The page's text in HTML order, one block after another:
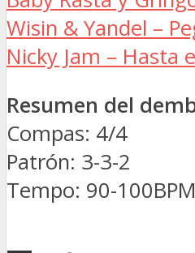
Wisin & Yandel –
Nicky Jam – Hasta
Resumen del
Compas: 4/4
Patrón: 3-3-2
Tempo: 90-100BPM